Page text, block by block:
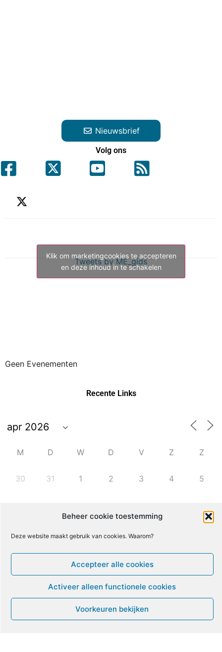
Beheer cookie toestemming
Deze website maakt gebruik van cookies. Waarom?
Accepteer alle cookies
Activeer alleen functionele cookies
Voorkeuren bekijken
Nieuwsbrief
Volg ons
Tweets by ME_gids
Klik om marketingcookies te accepteren
en deze inhoud in te schakelen
Geen Evenementen
Recente Links
M D W D V Z Z
30 31 1 2 3 4 5
12
13 14 15 16 17
22 23 24
27 28 29 30 1 2 3